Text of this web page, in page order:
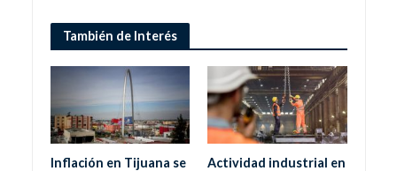
También de Interés
Inflación en Tijuana se
Actividad industrial en